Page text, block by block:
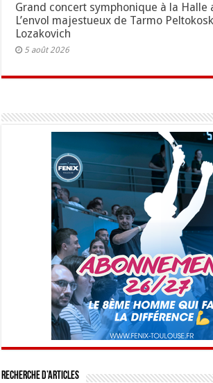
Grand concert symphonique à la Halle
L’envol majestueux de Tarmo
Lozakovich
5 août 2026
Recherche d’articles